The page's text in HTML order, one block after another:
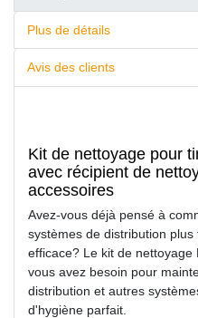
Plus de détails
Avis des clients
Kit de nettoyage pour
avec récipient de
accessoires
Avez-vous déjà pensé à
systèmes de distribution
efficace? Le kit de
vous avez besoin pour
distribution et autres
d'hygiène parfait.